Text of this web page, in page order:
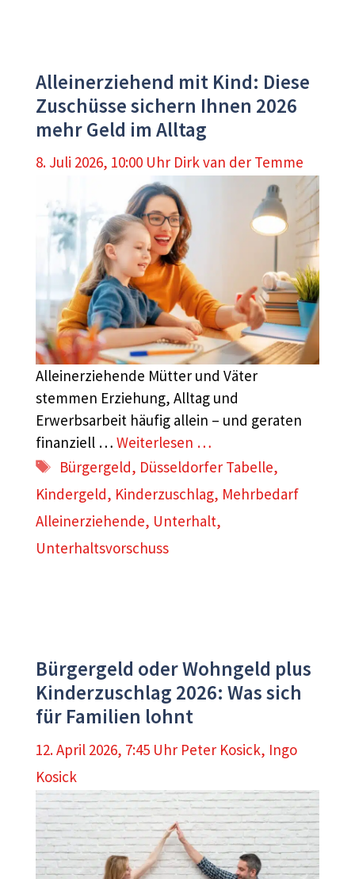
Alleinerziehend mit Kind: Diese
Zuschüsse sichern Ihnen 2026
mehr Geld im Alltag
8. Juli 2026, 10:00 Uhr Dirk van der Temme
Alleinerziehende Mütter und Väter
stemmen Erziehung, Alltag und
Erwerbsarbeit häufig allein – und geraten
finanziell … Weiterlesen …
Schlagwörter
Bürgergeld, Düsseldorfer Tabelle,
Kindergeld, Kinderzuschlag, Mehrbedarf
Alleinerziehende, Unterhalt,
Unterhaltsvorschuss
Bürgergeld oder Wohngeld plus
Kinderzuschlag 2026: Was sich
für Familien lohnt
12. April 2026, 7:45 Uhr Peter Kosick, Ingo
Kosick